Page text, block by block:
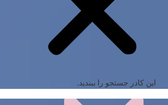
این کادر جستجو را ببندید.